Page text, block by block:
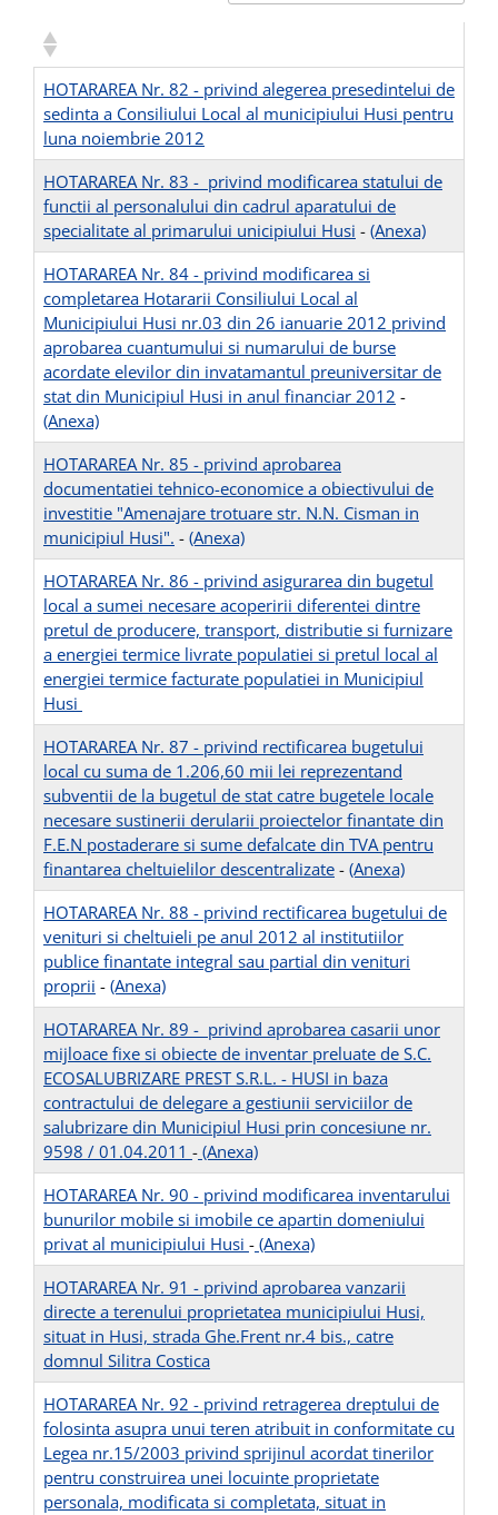
HOTARAREA Nr. 82 - privind alegerea presedintelui de
sedinta a Consiliului Local al municipiului Husi pentru
luna noiembrie 2012
HOTARAREA Nr. 83 - privind modificarea statului de
functii al personalului din cadrul aparatului de
specialitate al primarului unicipiului Husi - (Anexa)
HOTARAREA Nr. 84 - privind modificarea si
completarea Hotararii Consiliului Local al
Municipiului Husi nr.03 din 26 ianuarie 2012 privind
aprobarea cuantumului si numarului de burse
acordate elevilor din invatamantul preuniversitar de
stat din Municipiul Husi in anul financiar 2012 -
(Anexa)
HOTARAREA Nr. 85 - privind aprobarea
documentatiei tehnico-economice a obiectivului de
investitie "Amenajare trotuare str. N.N. Cisman in
municipiul Husi". - (Anexa)
HOTARAREA Nr. 86 - privind asigurarea din bugetul
local a sumei necesare acoperirii diferentei dintre
pretul de producere, transport, distributie si furnizare
a energiei termice livrate populatiei si pretul local al
energiei termice facturate populatiei in Municipiul
Husi
HOTARAREA Nr. 87 - privind rectificarea bugetului
local cu suma de 1.206,60 mii lei reprezentand
subventii de la bugetul de stat catre bugetele locale
necesare sustinerii derularii proiectelor finantate din
F.E.N postaderare si sume defalcate din TVA pentru
finantarea cheltuielilor descentralizate - (Anexa)
HOTARAREA Nr. 88 - privind rectificarea bugetului de
venituri si cheltuieli pe anul 2012 al institutiilor
publice finantate integral sau partial din venituri
proprii - (Anexa)
HOTARAREA Nr. 89 - privind aprobarea casarii unor
mijloace fixe si obiecte de inventar preluate de S.C.
ECOSALUBRIZARE PREST S.R.L. - HUSI in baza
contractului de delegare a gestiunii serviciilor de
salubrizare din Municipiul Husi prin concesiune nr.
9598 / 01.04.2011 - (Anexa)
HOTARAREA Nr. 90 - privind modificarea inventarului
bunurilor mobile si imobile ce apartin domeniului
privat al municipiului Husi - (Anexa)
HOTARAREA Nr. 91 - privind aprobarea vanzarii
directe a terenului proprietatea municipiului Husi,
situat in Husi, strada Ghe.Frent nr.4 bis., catre
domnul Silitra Costica
HOTARAREA Nr. 92 - privind retragerea dreptului de
folosinta asupra unui teren atribuit in conformitate cu
Legea nr.15/2003 privind sprijinul acordat tinerilor
pentru construirea unei locuinte proprietate
personala, modificata si completata, situat in